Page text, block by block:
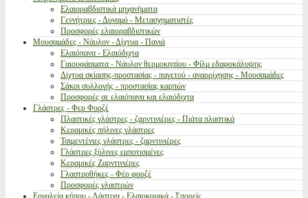
Ελαιοραβδιστικά μηχανήματα
Γεννήτριες - Δυναμό - Μετασχηματιστές
Προσφορές ελαιοραβδιστικών
Μουσαμάδες - Νάυλον - Δίχτυα - Πανιά
Ελαιόπανα - Ελαιόδιχτα
Γαιουφάσματα - Νάυλον θερμοκηπίου - Φίλμ εδαφοκάλυψης
Δίχτυα σκίασης-προστασίας - παγετού - αναρρίχησης - Μουσαμάδες
Σάκοι συλλογής - προστασίας καρπών
Προσφορές σε ελαιόπανα και ελαιόδιχτα
Γλάστρες - Φερ Φορζέ
Πλαστικές γλάστρες - ζαρντινιέρες - Πιάτα πλαστικά
Κεραμικές πήλινες γλάστρες
Τσιμεντένιες γλάστρες - ζαρντινιέρες
Γλάστρες ξύλινες εμποτισμένες
Κεραμικές Ζαρντινιέρες
Γλαστροθήκες - Φέρ φορζέ
Προσφορές γλαστρών
Εργαλεία κήπου - Λάστιχα - Ελαιοκομικά - Σπορείς